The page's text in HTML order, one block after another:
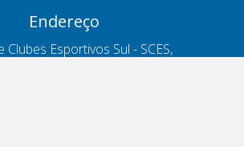
Endereço
Clubes Esportivos Sul - SCES,